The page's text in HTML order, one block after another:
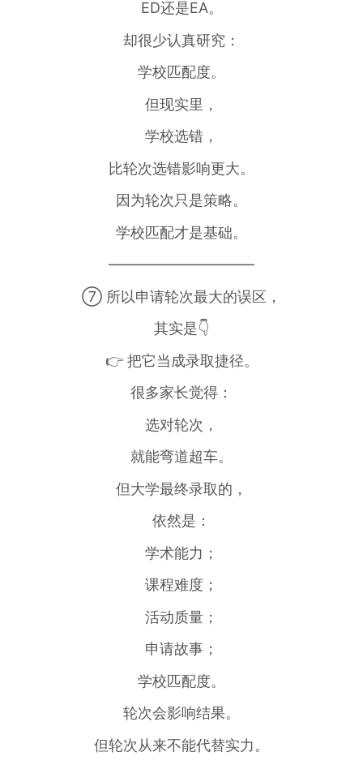
ED还是EA。
却很少认真研究：
学校匹配度。
但现实里，
学校选错，
比轮次选错影响更大。
因为轮次只是策略。
学校匹配才是基础。
——————————
⑦ 所以申请轮次最大的误区，
其实是👇
👉 把它当成录取捷径。
很多家长觉得：
选对轮次，
就能弯道超车。
但大学最终录取的，
依然是：
学术能力；
课程难度；
活动质量；
申请故事；
学校匹配度。
轮次会影响结果。
但轮次从来不能代替实力。